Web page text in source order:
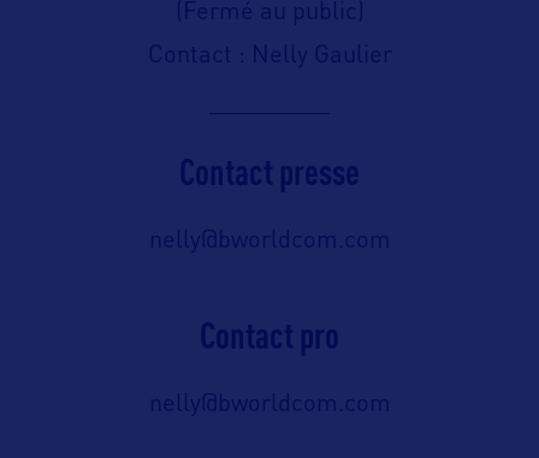
(Fermé au public)
Contact : Nelly Gaulier
Contact presse
nelly@bworldcom.com
Contact pro
nelly@bworldcom.com